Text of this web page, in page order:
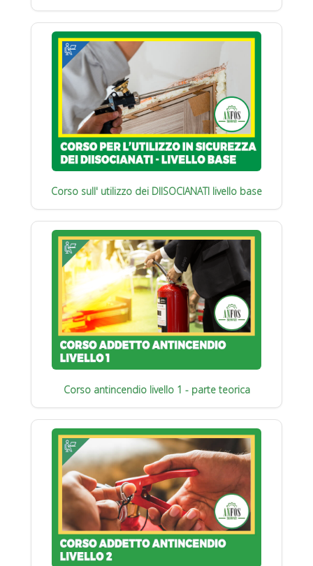
Corso sull' utilizzo dei DIISOCIANATI livello base
Corso antincendio livello 1 - parte teorica